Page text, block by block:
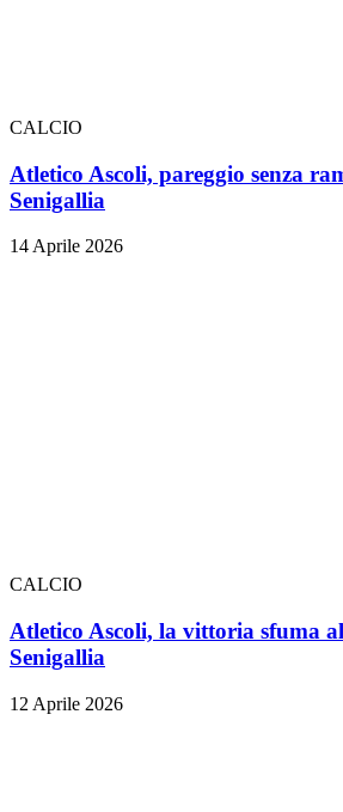
CALCIO
Atletico Ascoli, pareggio senza
Senigallia
14 Aprile 2026
CALCIO
Atletico Ascoli, la vittoria sfuma al
Senigallia
12 Aprile 2026